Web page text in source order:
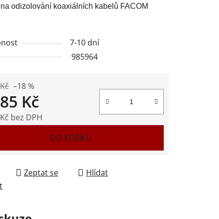
odizolování koaxiálních kabelů FACOM
7-10 dní
985964
–18 %
Kč
bez DPH
DO KOŠÍKU
Zeptat se
Hlídat